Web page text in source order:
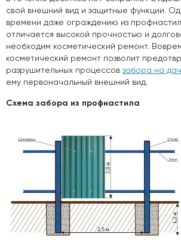
свой внешний вид и защитные функции.
времени даже ограждению из
отличается высокой прочностью и
необходим косметический ремонт.
косметический ремонт позволит
разрушительных процессов забора на
ему первоначальный внешний вид.
Схема забора из профнастила